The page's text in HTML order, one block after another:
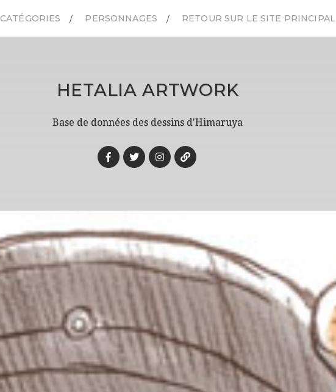
CATÉGORIES PERSONNAGES RETOUR SUR LE SITE PRINCIPAL
HETALIA ARTWORK
Base de données des dessins d'Himaruya